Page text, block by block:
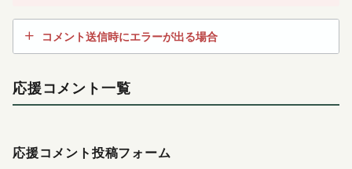
コメント送信時にエラーが出る場合
応援コメント一覧
応援コメント投稿フォーム